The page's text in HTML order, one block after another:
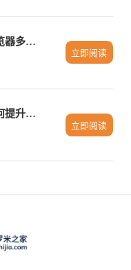
google Chrome浏览器多窗口标签管理技巧
立即阅读
google Chrome如何提升网页中嵌入内容的加载速度
立即阅读